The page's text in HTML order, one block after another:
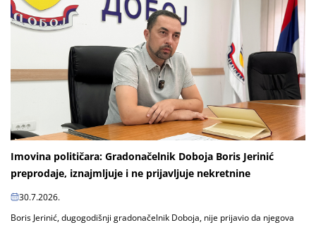
Imovina političara: Gradonačelnik Doboja Boris Jerinić
preprodaje, iznajmljuje i ne prijavljuje nekretnine
30.7.2026.
Boris Jerinić, dugogodišnji gradonačelnik Doboja, nije prijavio da njegova